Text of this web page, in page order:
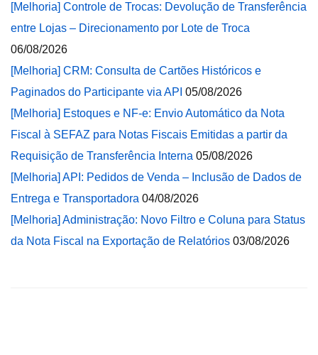
[Melhoria] Controle de Trocas: Devolução de Transferência
entre Lojas – Direcionamento por Lote de Troca
06/08/2026
[Melhoria] CRM: Consulta de Cartões Históricos e
Paginados do Participante via API 05/08/2026
[Melhoria] Estoques e NF-e: Envio Automático da Nota
Fiscal à SEFAZ para Notas Fiscais Emitidas a partir da
Requisição de Transferência Interna 05/08/2026
[Melhoria] API: Pedidos de Venda – Inclusão de Dados de
Entrega e Transportadora 04/08/2026
[Melhoria] Administração: Novo Filtro e Coluna para Status
da Nota Fiscal na Exportação de Relatórios 03/08/2026